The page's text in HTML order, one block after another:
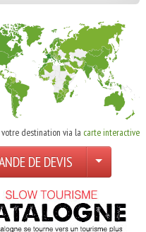
votre destination via la carte interactive
DE DEVIS